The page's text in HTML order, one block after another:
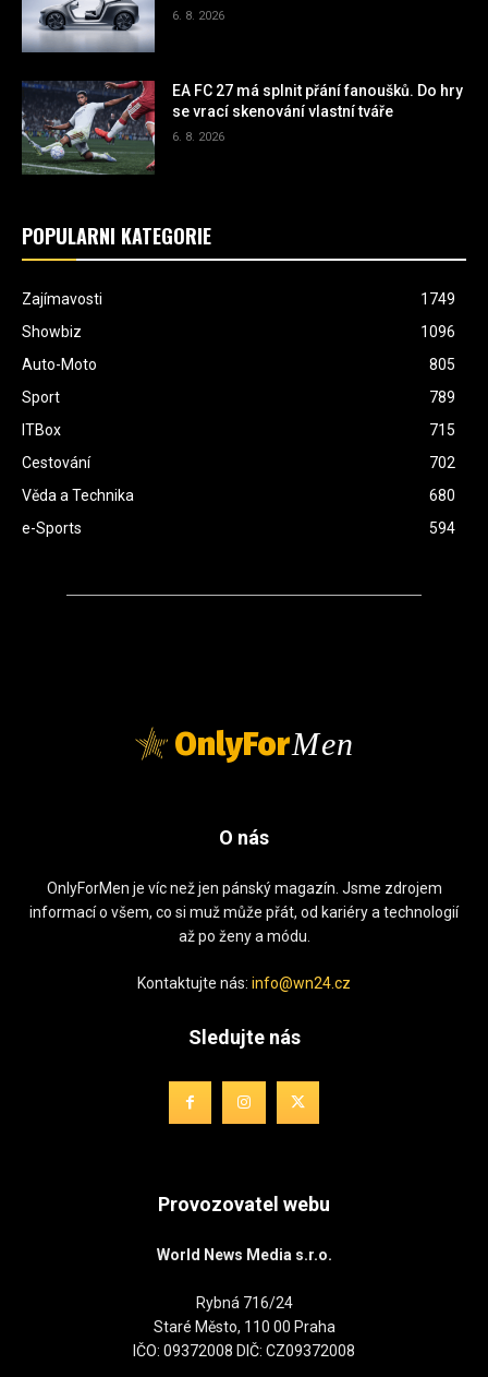
automobilka nechce opakovat staré
6. 8. 2026
EA FC 27 má splnit přání fanoušků. Do hry
se vrací skenování vlastní tváře
6. 8. 2026
POPULÁRNÍ KATEGORIE
Zajímavosti
1749
Showbiz
1096
Auto-Moto
805
Sport
789
ITBox
715
Cestování
702
Věda a Technika
680
e-Sports
594
OnlyForMen
O nás
OnlyForMen je víc než jen pánský magazín. Jsme zdrojem
informací o všem, co si muž může přát, od kariéry a technologií
až po ženy a módu.
Kontaktujte nás: info@wn24.cz
Sledujte nás
Provozovatel webu
World News Media s.r.o.
Rybná 716/24
Staré Město, 110 00 Praha
IČO: 09372008 DIČ: CZ09372008